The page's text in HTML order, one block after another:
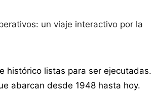
un viaje interactivo por la
histórico listas para ser ejecutadas.
abarcan desde 1948 hasta hoy.